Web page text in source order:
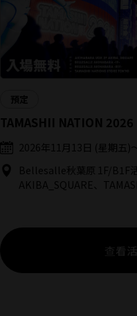
TAMASHII NATION 2026
預定
2026年11月13日 (星期五)
Bellesalle秋葉原 1F/B1F
AKIBA_SQUARE、
查看